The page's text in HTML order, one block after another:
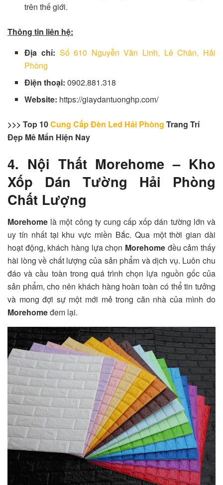
trên thế giới.
Thông tin liên hệ:
Địa chỉ: Số 610 Nguyễn Văn Linh, Lê Chân, Hải
Phòng
Điện thoại:0902.881.318
Website: https://giaydantuonghp.com/
>>> Top 10Cung Cấp Đèn Led Hải Phòng Trang Trí
Đẹp Mê Mẩn Hiện Nay
4. Nội Thất Morehome – Kho
Xốp Dán Tường Hải Phòng
Chất Lượng
Morehome là một công ty cung cấp xốp dán tường lớn và
uy tín nhất tại khu vực miền Bắc. Qua một thời gian dài
hoạt động, khách hàng lựa chọn Morehome đều cảm thấy
hài lòng về chất lượng của sản phẩm và dịch vụ. Luôn chu
đáo và cầu toàn trong quá trình chọn lựa nguồn gốc của
sản phẩm, cho nên khách hàng hoàn toàn có thể tin tưởng
và mong đợi sự một mới mẻ trong căn nhà của mình do
Morehomeđem lại.